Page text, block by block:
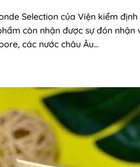
Selection của Viện kiểm
còn nhận được sự đón nhận
các nước châu Âu…